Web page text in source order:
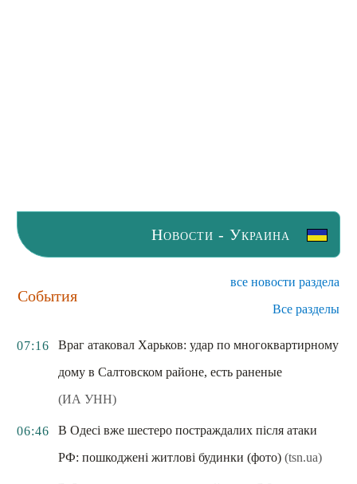
Новости - Украина
События
все новости раздела
Все разделы
07:16
Враг атаковал Харьков: удар по многоквартирному
дому в Салтовском районе, есть раненые
(ИА УНН)
06:46
В Одесі вже шестеро постраждалих після атаки
РФ: пошкоджені житлові будинки (фото) (tsn.ua)